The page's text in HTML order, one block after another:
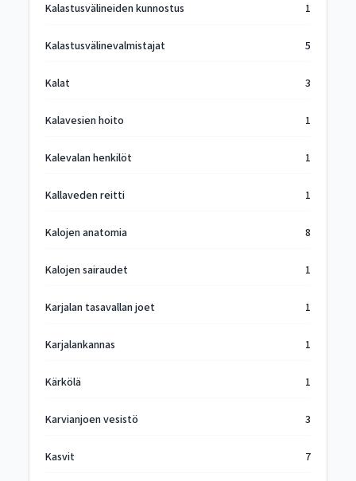
Kalastusvälineiden kunnostus 1
Kalastusvälinevalmistajat 5
Kalat 3
Kalavesien hoito 1
Kalevalan henkilöt 1
Kallaveden reitti 1
Kalojen anatomia 8
Kalojen sairaudet 1
Karjalan tasavallan joet 1
Karjalankannas 1
Kärkölä 1
Karvianjoen vesistö 3
Kasvit 7